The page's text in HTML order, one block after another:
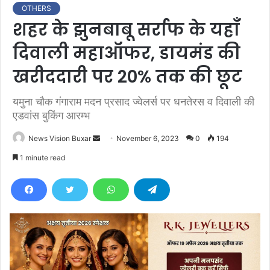
OTHERS
शहर के झुनबाबू सर्राफ के यहाँ
दिवाली महाऑफर, डायमंड की
खरीददारी पर 20% तक की छूट
यमुना चौक गंगाराम मदन प्रसाद ज्वेलर्स पर धनतेरस व दिवाली की
एडवांस बुकिंग आरम्भ
News Vision Buxar
d
e
m
a
November 6, 2023 0 194
1 minute read